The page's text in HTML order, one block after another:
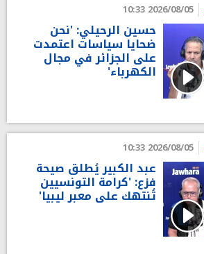
2026/08/05 10:33
حسين الرحيلي: 'نحن
ضحايا سياسات اعتمدت
على الجزائر في مجال
الكهرباء'
2026/08/05 10:33
عبد الكبير يُطلق صيحة
فزع: 'كرامة التونسيين
تُنتهك على معبر ليبيا'